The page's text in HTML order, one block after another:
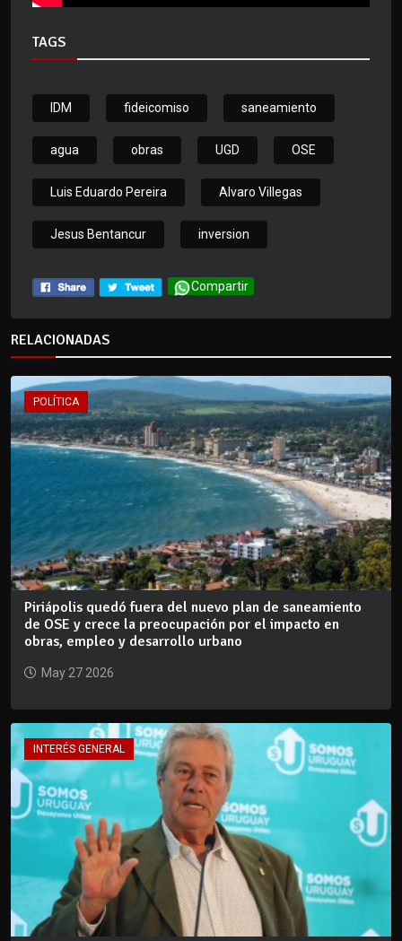
TAGS
IDM fideicomiso saneamiento
agua obras UGD OSE
Luis Eduardo Pereira Alvaro Villegas
Jesus Bentancur inversion
Compartir
RELACIONADAS
POLÍTICA
Piriápolis quedó fuera del nuevo plan de saneamiento
de OSE y crece la preocupación por el impacto en
obras, empleo y desarrollo urbano
May 27 2026
INTERÉS GENERAL